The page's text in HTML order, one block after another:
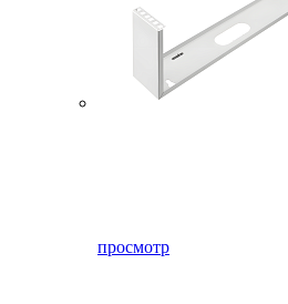
просмотр